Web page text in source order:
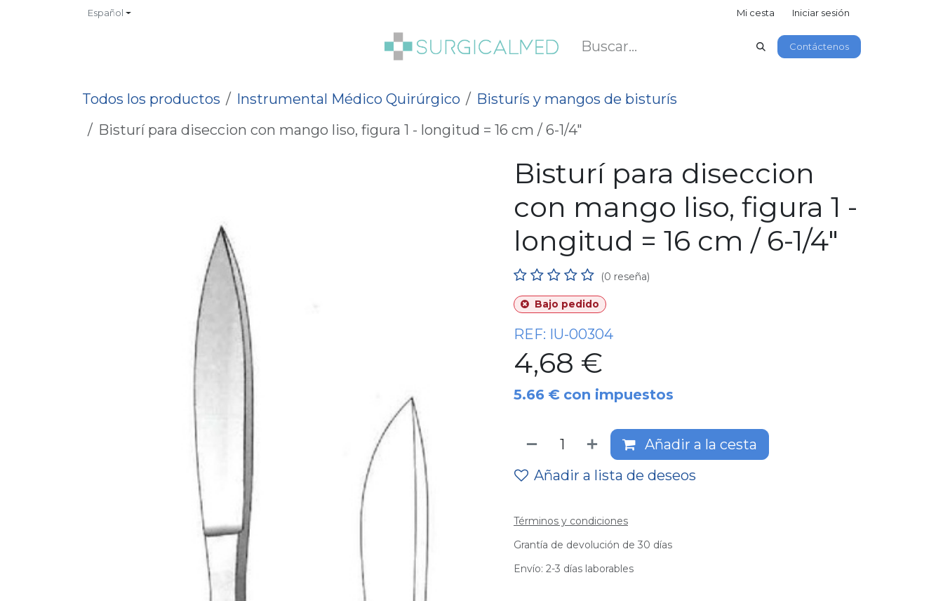
Ir al contenidoEspañol Mi cesta Iniciar sesión
Contáctenos
Todos los productos Instrumental Médico Quirúrgico
Bisturís y mangos de bisturís
Bisturí para diseccion con mango liso, figura 1 - longitud = 16 cm / 6-1/4"
Bisturí para diseccion
con mango liso, figura 1 -
longitud = 16 cm / 6-1/4"
(0 reseña)
Bajo pedido
REF: IU-00304
4,68 €
5.66 € con impuestos
Añadir a la cesta
Añadir a lista de deseos
Términos y condiciones
Grantía de devolución de 30 días
Envío: 2-3 días laborables